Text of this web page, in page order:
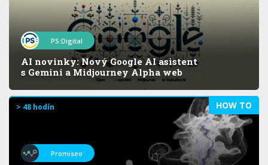
PS:Digital
AI novinky: Nový Google AI asistent
s Gemini a Midjourney Alpha web
HOW TO
> 48 hodín
Promiseo